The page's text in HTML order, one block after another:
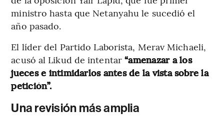
ministro hasta que Netanyahu le sucedió el
año pasado.
El líder del Partido Laborista, Merav Michaeli,
acusó al Likud de intentar “amenazar a los
jueces e intimidarlos antes de la vista sobre la
petición”.
Una revisión más amplia